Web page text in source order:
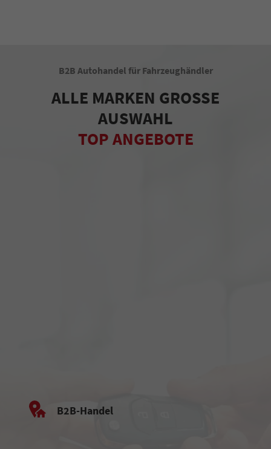
B2B Autohandel für Fahrzeughändler
ALLE MARKEN GROSSE
AUSWAHL
TOP ANGEBOTE
B2B-Handel